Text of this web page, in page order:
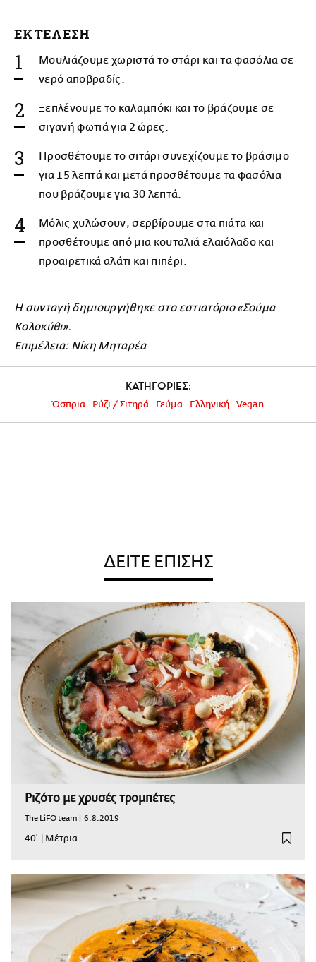
ΚΑΤΗΓΟΡΙΕΣ:
Όσπρια Ρύζι / Σιτηρά Γεύμα Ελληνική Vegan
ΕΚΤΕΛΕΣΗ
Μουλιάζουμε χωριστά το στάρι και τα φασόλια σε
νερό αποβραδίς.
Ξεπλένουμε το καλαμπόκι και το βράζουμε σε
σιγανή φωτιά για 2 ώρες.
Προσθέτουμε το σιτάρι συνεχίζουμε το βράσιμο
για 15 λεπτά και μετά προσθέτουμε τα φασόλια
που βράζουμε για 30 λεπτά.
Μόλις χυλώσουν, σερβίρουμε στα πιάτα και
προσθέτουμε από μια κουταλιά ελαιόλαδο και
προαιρετικά αλάτι και πιπέρι.
Η συνταγή δημιουργήθηκε στο εστιατόριο «Σούμα
Κολοκύθι».
Επιμέλεια: Νίκη Μηταρέα
ΔΕΙΤΕ ΕΠΙΣΗΣ
Ριζότο με χρυσές τρομπέτες
The LiFO team | 6.8.2019
40' Μέτρια